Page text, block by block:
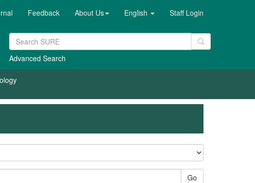
Feedback About Us English Staff Login
Advanced Search
Go